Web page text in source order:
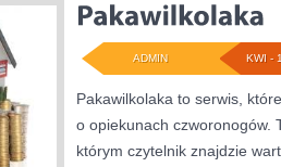
KWI -
ADMIN
Pakawilkolaka to serwis,
o opiekunach czworonogów.
którym czytelnik znajdzie